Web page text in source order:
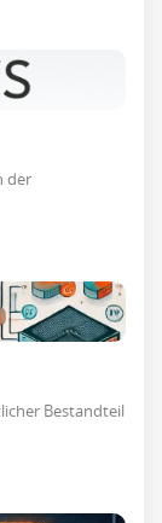
der
Bestandteil